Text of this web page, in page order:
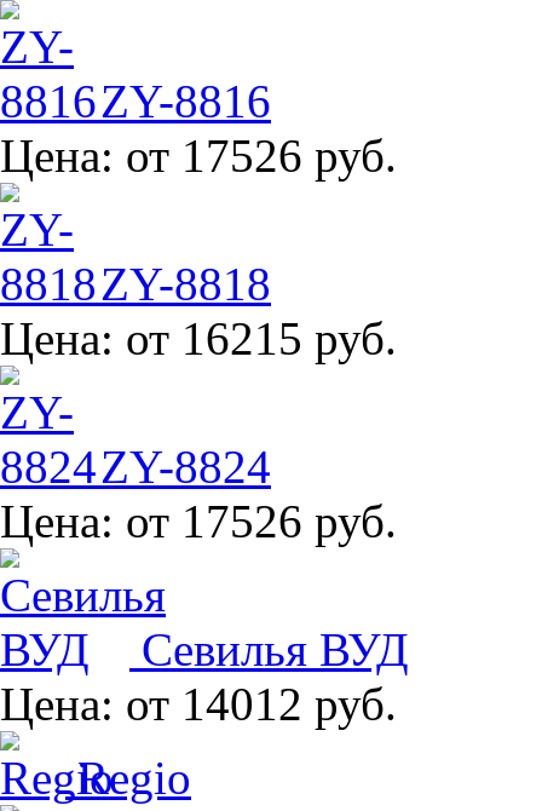
ZY-8816
Цена: от 17526 руб.
ZY-8818
Цена: от 16215 руб.
ZY-8824
Цена: от 17526 руб.
Севилья ВУД
Цена: от 14012 руб.
Regio